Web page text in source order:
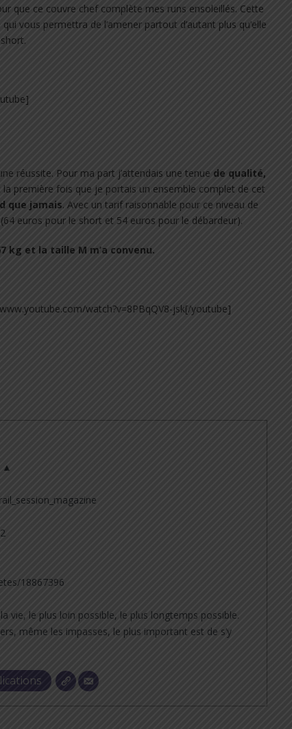
que ce couvre chef complète mes runs ensoleillés. Cette
vous permettra de l’amener partout d’autant plus qu’elle
réussite. Pour ma part j’attendais une tenue de qualité,
la première fois que je portais un ensemble complet de cet
que jamais. Avec un tarif raisonnable pour ce niveau de
(64 euros pour le short et 54 euros pour le débardeur).
kg et la taille M m’a convenu.
watch?v=8PBqQV8-jsk[/youtube]
▲
18867396
vie, le plus loin possible, le plus longtemps possible.
même les impasses, le plus important est de s’y